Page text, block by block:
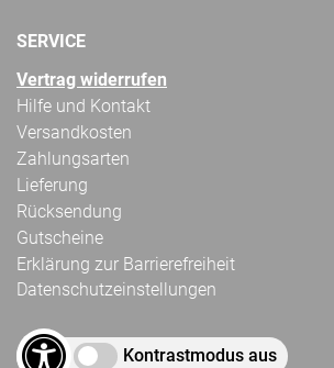
SERVICE
Vertrag widerrufen
Hilfe und Kontakt
Versandkosten
Zahlungsarten
Lieferung
Rücksendung
Gutscheine
Erklärung zur Barrierefreiheit
Datenschutzeinstellungen
Kontrastmodus aus